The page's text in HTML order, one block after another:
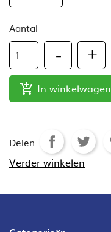
Aantal
 In winkelwagen
Delen
Verder winkelen